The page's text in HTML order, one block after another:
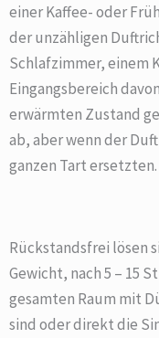
einer Kaffee- oder
der unzähligen
Schlafzimmer, einem
Eingangsbereich
erwärmten Zustand
ab, aber wenn der
ganzen Tart ersetzten.
Rückstandsfrei lösen
Gewicht, nach 5 – 15
gesamten Raum mit
sind oder direkt die